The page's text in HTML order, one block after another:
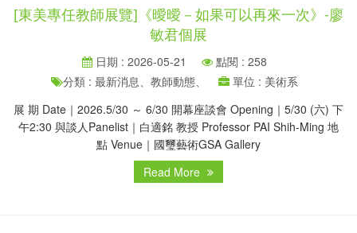
[東美專任教師展覽]《曖曖－如果可以再來一次》-廖
敏君個展
日期 : 2026-05-21
點閱 : 258
分類 : 最新消息、教師動態、
單位 : 美術系
展 期 Date｜2026.5/30 ～ 6/30 開幕座談會 Opening｜5/30 (六) 下
午2:30 與談人Panelist｜白適銘 教授 Professor PAI Shih-Ming 地
點 Venue｜國璽藝術GSA Gallery
Read More